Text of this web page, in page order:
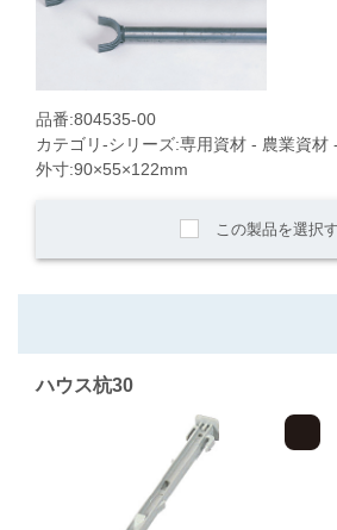
品番:804535-00
カテゴリ-シリーズ:専用資材 - 農業資材
外寸:90×55×122mm
この製品を選択
ハウス杭30